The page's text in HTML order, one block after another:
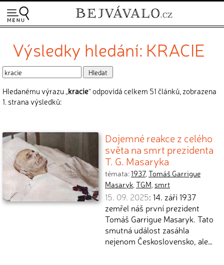
Výsledky hledání: KRACIE
Hledanému výrazu „kracie“ odpovídá celkem 51 článků, zobrazena
1. strana výsledků:
Dojemné reakce z celého
světa na smrt prezidenta
T. G. Masaryka
témata:1937,Tomáš Garrigue
Masaryk,TGM, smrt
15. 09. 2025: 14. září 1937
zemřel náš první prezident
Tomáš Garrigue Masaryk. Tato
smutná událost zasáhla
nejenom Československo, ale…